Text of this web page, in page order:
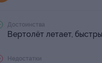
Достоинства
Вертолёт летает,
Недостатки